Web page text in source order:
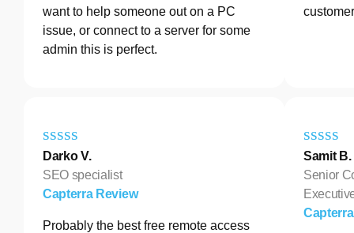
want to help someone out on a PC
issue, or connect to a server for some
admin this is perfect.
Darko V.
SEO specialist
Capterra Review
Probably the best free remote access
Samit B.
Senior